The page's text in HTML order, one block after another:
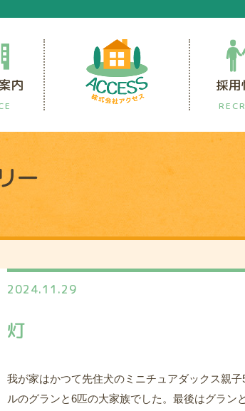
内 採用
ー
2024.11.29
灯
我が家はかつて先住犬のミニチュアダックス親
ルのグランと6匹の大家族でした。最後はグラン